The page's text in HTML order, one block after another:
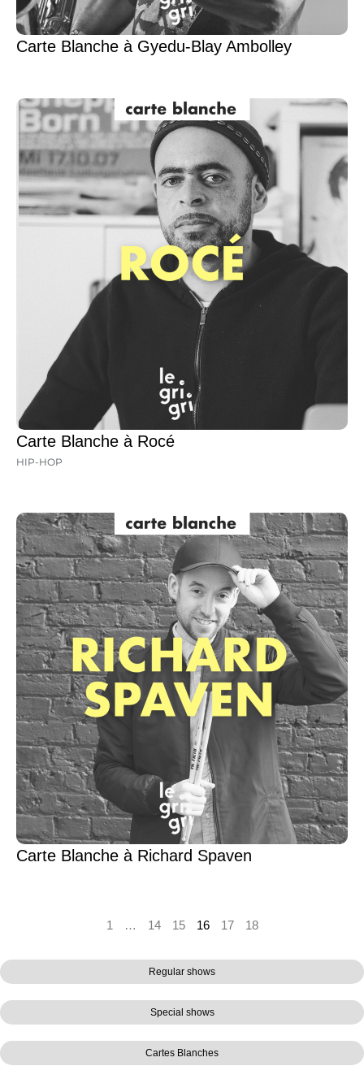
Regular shows
Special shows
Cartes Blanches
Carte Blanche à Gyedu-Blay Ambolley
Carte Blanche à Rocé
HIP-HOP
Carte Blanche à Richard Spaven
1 … 14 15 16 17 18